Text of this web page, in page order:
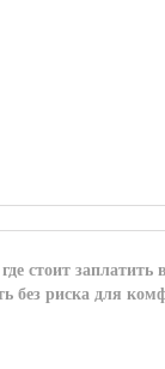
стоит
без риска для